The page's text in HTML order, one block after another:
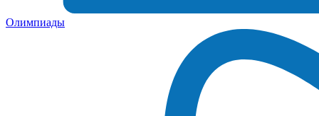
Олимпиады